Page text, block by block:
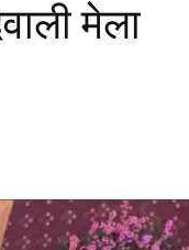
मेला